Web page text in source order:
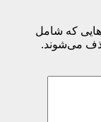
که شامل
می‌شوند.